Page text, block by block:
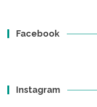
Facebook
Instagram